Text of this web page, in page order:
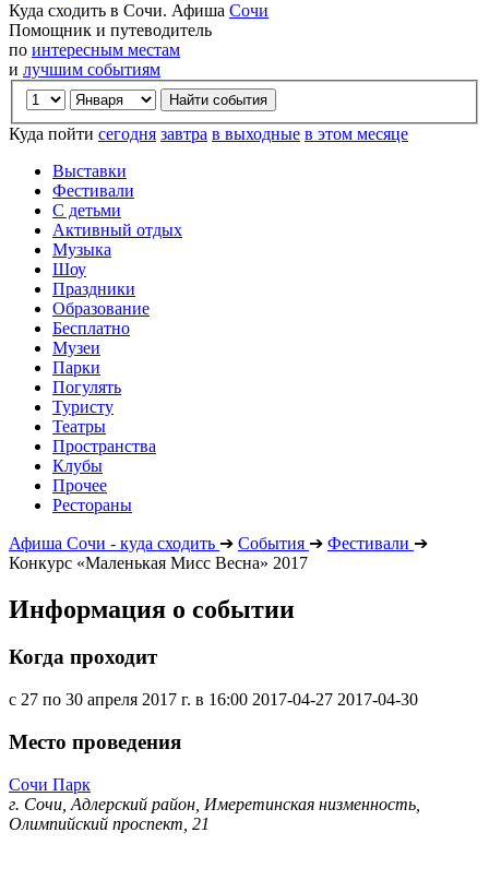
Куда сходить в Сочи. Афиша Сочи
Помощник и путеводитель
по интересным местам
и лучшим событиям
Куда пойти сегодня завтра в выходные в этом месяце
Выставки
Фестивали
С детьми
Активный отдых
Музыка
Шоу
Праздники
Образование
Бесплатно
Музеи
Парки
Погулять
Туристу
Театры
Пространства
Клубы
Прочее
Рестораны
Афиша Сочи - куда сходить ➔ События ➔ Фестивали ➔
Конкурс «Маленькая Мисс Весна» 2017
Информация о событии
Когда проходит
с 27 по 30 апреля 2017 г. в 16:00 2017-04-27 2017-04-30
Место проведения
Сочи Парк
г. Сочи, Адлерский район, Имеретинская низменность,
Олимпийский проспект, 21